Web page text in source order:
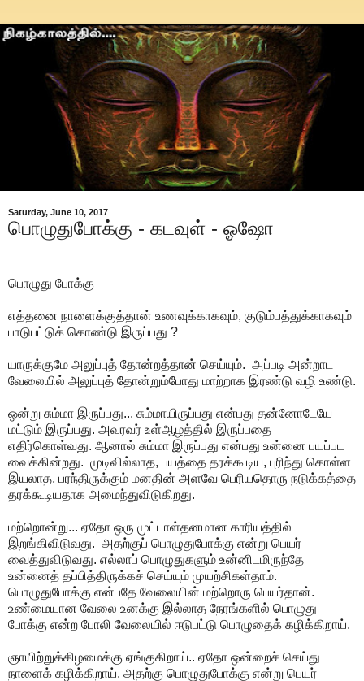
Saturday, June 10, 2017
பொழுதுபோக்கு - கடவுள் - ஓஷோ
பொழுது போக்கு
எத்தனை நாளைக்குத்தான் உணவுக்காகவும், குடும்பத்துக்காகவும்
பாடுபட்டுக் கொண்டு இருப்பது ?
யாருக்குமே அலுப்புத் தோன்றத்தான் செய்யும். அப்படி அன்றாட
வேலையில் அலுப்புத் தோன்றும்போது மாற்றாக இரண்டு வழி உண்டு.
ஒன்று சும்மா இருப்பது... சும்மாயிருப்பது என்பது தன்னோடேயே
மட்டும் இருப்பது. அவரவர் உள்ஆழத்தில் இருப்பதை
எதிர்கொள்வது. ஆனால் சும்மா இருப்பது என்பது உன்னை பயப்பட
வைக்கின்றது. முடிவில்லாத, பயத்தை தரக்கூடிய, புரிந்து கொள்ள
இயலாத, பரந்திருக்கும் மனதின் அளவே பெரியதொரு நடுக்கத்தை
தரக்கூடியதாக அமைந்துவிடுகிறது.
மற்றொன்று... ஏதோ ஒரு முட்டாள்தனமான காரியத்தில்
இறங்கிவிடுவது. அதற்குப் பொழுதுபோக்கு என்று பெயர்
வைத்துவிடுவது. எல்லாப் பொழுதுகளும் உன்னிடமிருந்தே
உன்னைத் தப்பித்திருக்கச் செய்யும் முயற்சிகள்தாம்.
பொழுதுபோக்கு என்பதே வேலையின் மற்றொரு பெயர்தான்.
உண்மையான வேலை உனக்கு இல்லாத நேரங்களில் பொழுது
போக்கு என்ற போலி வேலையில் ஈடுபட்டு பொழுதைக் கழிக்கிறாய்.
ஞாயிற்றுக்கிழமைக்கு ஏங்குகிறாய்.. ஏதோ ஒன்றைச் செய்து
நாளைக் கழிக்கிறாய். அதற்கு பொழுதுபோக்கு என்று பெயர்